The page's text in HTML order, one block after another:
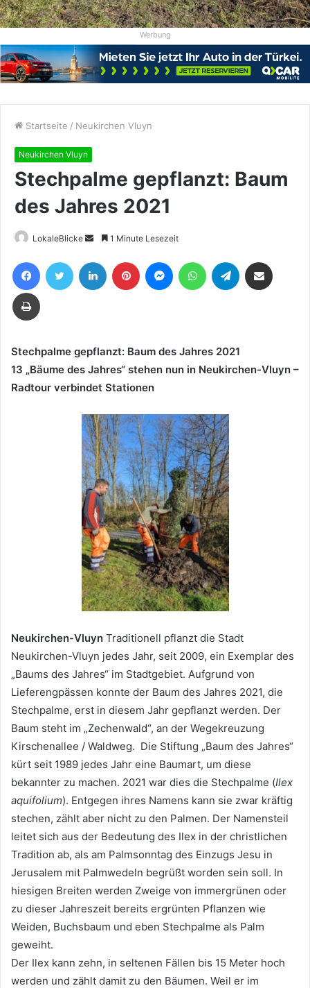
Werbung
Startseite / Neukirchen Vluyn
Neukirchen Vluyn
Stechpalme gepflanzt: Baum
des Jahres 2021
LokaleBlicke
Sende
eine
E-
1 Minute Lesezeit
FacebookTwitter LinkedIn Pinterest MessengerWhatsAppTelegram
Drucken
Stechpalme gepflanzt: Baum des Jahres 2021
13 „Bäume des Jahres“ stehen nun in Neukirchen-Vluyn –
Radtour verbindet Stationen
Neukirchen-Vluyn Traditionell pflanzt die Stadt
Neukirchen-Vluyn jedes Jahr, seit 2009, ein Exemplar des
„Baums des Jahres“ im Stadtgebiet. Aufgrund von
Lieferengpässen konnte der Baum des Jahres 2021, die
Stechpalme, erst in diesem Jahr gepflanzt werden. Der
Baum steht im „Zechenwald“, an der Wegekreuzung
Kirschenallee / Waldweg. Die Stiftung „Baum des Jahres“
kürt seit 1989 jedes Jahr eine Baumart, um diese
bekannter zu machen. 2021 war dies die Stechpalme (Ilex
aquifolium). Entgegen ihres Namens kann sie zwar kräftig
stechen, zählt aber nicht zu den Palmen. Der Namensteil
leitet sich aus der Bedeutung des Ilex in der christlichen
Tradition ab, als am Palmsonntag des Einzugs Jesu in
Jerusalem mit Palmwedeln begrüßt worden sein soll. In
hiesigen Breiten werden Zweige von immergrünen oder
zu dieser Jahreszeit bereits ergrünten Pflanzen wie
Weiden, Buchsbaum und eben Stechpalme als Palm
geweiht.
Der Ilex kann zehn, in seltenen Fällen bis 15 Meter hoch
werden und zählt damit zu den Bäumen. Weil er im